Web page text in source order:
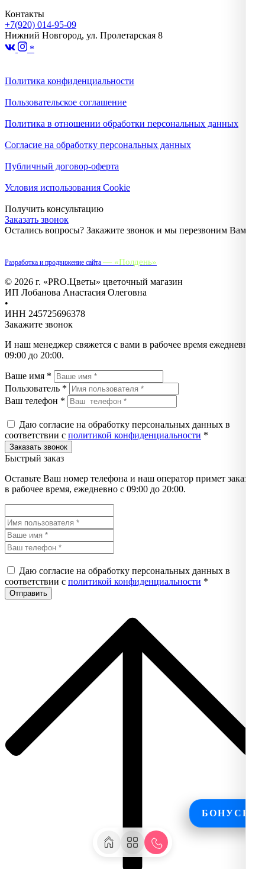
БОНУСЫ
Контакты
+7(920) 014-95-09
Нижний Новгород, ул. Пролетарская 8
*
Политика конфиденциальности
Пользовательское соглашение
Политика в отношении обработки персональных данных
Согласие на обработку персональных данных
Публичный договор-оферта
Условия использования Cookie
Получить консультацию
Заказать звонок
Остались вопросы? Закажите звонок и мы перезвоним Вам.
Разработка и продвижение сайта — «Полдень»
© 2026 г. «PRO.Цветы» цветочный магазин
ИП Лобанова Анастасия Олеговна
•
ИНН 245725696378
Закажите звонок
И наш менеджер свяжется с вами в рабочее время ежедневно с
09:00 до 20:00.
Ваше имя *
Пользователь *
Ваш телефон *
Даю согласие на обработку персональных данных в
соответствии с политикой конфиденциальности *
Быстрый заказ
Оставьте Ваш номер телефона и наш оператор примет заказ
в рабочее время, ежедневно с 09:00 до 20:00.
Даю согласие на обработку персональных данных в
соответствии с политикой конфиденциальности *